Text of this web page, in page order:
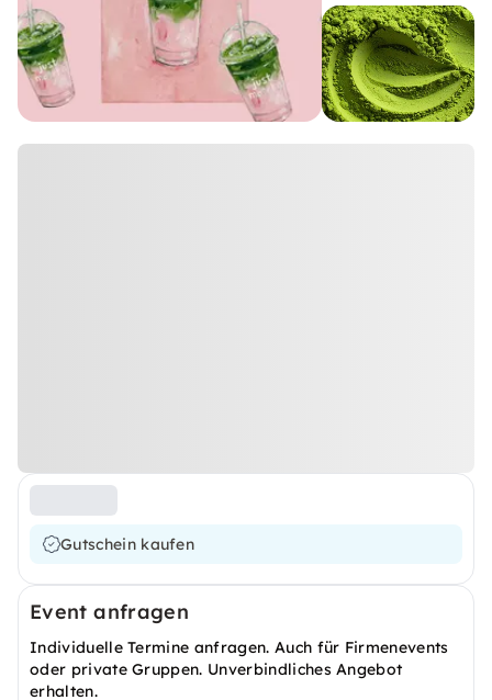
Gutschein kaufen
Event anfragen
Individuelle Termine anfragen. Auch für Firmenevents
oder private Gruppen. Unverbindliches Angebot
erhalten.